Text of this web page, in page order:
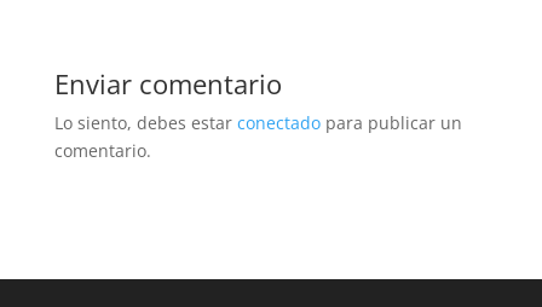
Enviar comentario
Lo siento, debes estar conectadopara publicar un
comentario.